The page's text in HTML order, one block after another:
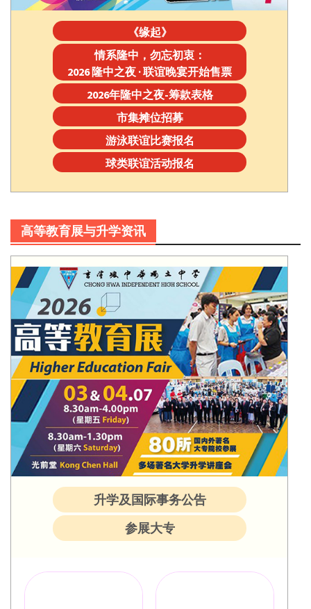
《缘起》
情系隆中，勿忘初衷：
2026 隆中之夜 · 联谊晚宴开始售票
2026年隆中之夜-筹款表格
市集摊位招募
游泳联谊比赛报名
球类联谊活动报名
高等教育展与升学资讯
升学及国际事务公告
参展大专